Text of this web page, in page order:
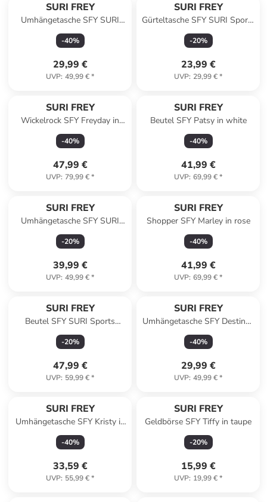
SURI FREY
Umhängetasche SFY SURI
Sports Marry in lightkhaki 914
-40%
29,99 €
UVP: 49,99 €*
SURI FREY
Gürteltasche SFY SURI Sports
Marry in lightgrey
-20%
23,99 €
UVP: 29,99 €*
SURI FREY
Wickelrock SFY Freyday in
barolo 629
-40%
47,99 €
UVP: 79,99 €*
SURI FREY
Beutel SFY Patsy in white
-40%
41,99 €
UVP: 69,99 €*
SURI FREY
Umhängetasche SFY SURI
Sports Marry in sand
-20%
39,99 €
UVP: 49,99 €*
SURI FREY
Shopper SFY Marley in rose
-40%
41,99 €
UVP: 69,99 €*
SURI FREY
Beutel SFY SURI Sports
Marry in sand
-20%
47,99 €
UVP: 59,99 €*
SURI FREY
Umhängetasche SFY Destiney
in beige
-40%
29,99 €
UVP: 49,99 €*
SURI FREY
Umhängetasche SFY Kristy in
brown
-40%
33,59 €
UVP: 55,99 €*
SURI FREY
Geldbörse SFY Tiffy in taupe
-20%
15,99 €
UVP: 19,99 €*